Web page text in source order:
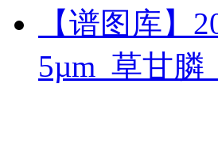
【谱图库】
5µm_草甘膦